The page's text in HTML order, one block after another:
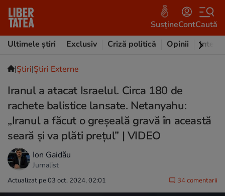
SusțineContCaută
Ultimele știri
Exclusiv Criză politică Opinii
|Ştiri|Știri Externe
Iranul a atacat Israelul. Circa 180 de
rachete balistice lansate. Netanyahu:
„Iranul a făcut o greșeală gravă în această
seară și va plăti prețul” | VIDEO
Ion Gaidău
Jurnalist
Actualizat pe 03 oct. 2024, 02:01 34 comentarii